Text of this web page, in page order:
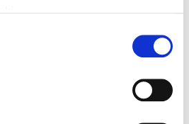
1.792 horas, mientras que
Además, en muchas